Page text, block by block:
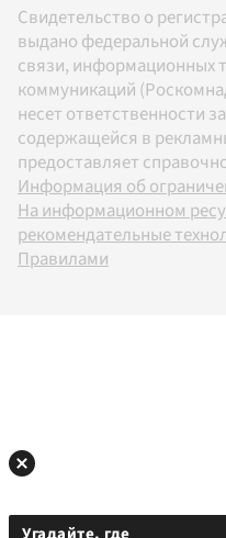
Свидетельство о
выдано федеральной
связи, информационных
коммуникаций
несет ответственности
содержащейся в
предоставляет
Информация об
На информационном
рекомендательные
Правилами